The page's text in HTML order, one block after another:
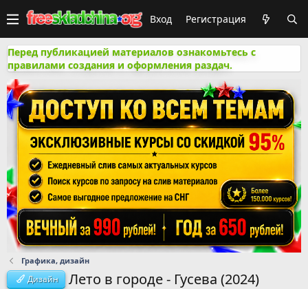
Вход Регистрация
Перед публикацией материалов ознакомьтесь с
правилами создания и оформления раздач.
Графика, дизайн
Дизайн Лето в городе - Гусева (2024)